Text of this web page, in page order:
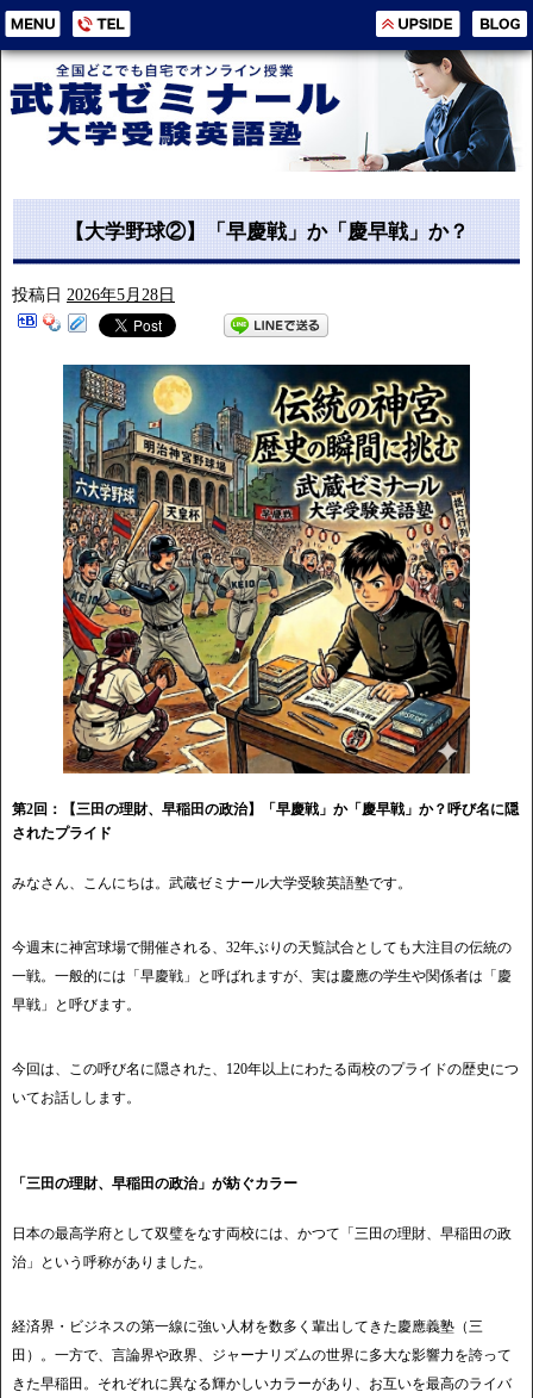
【大学野球②】「早慶戦」か「慶早戦」か？
投稿日 2026年5月28日
第2回：【三田の理財、早稲田の政治】「早慶戦」か「慶早戦」か？呼び名に隠
されたプライド
みなさん、こんにちは。武蔵ゼミナール大学受験英語塾です。
今週末に神宮球場で開催される、32年ぶりの天覧試合としても大注目の伝統の
一戦。一般的には「早慶戦」と呼ばれますが、実は慶應の学生や関係者は「慶
早戦」と呼びます。
今回は、この呼び名に隠された、120年以上にわたる両校のプライドの歴史につ
いてお話しします。
「三田の理財、早稲田の政治」が紡ぐカラー
日本の最高学府として双璧をなす両校には、かつて「三田の理財、早稲田の政
治」という呼称がありました。
経済界・ビジネスの第一線に強い人材を数多く輩出してきた慶應義塾（三
田）。一方で、言論界や政界、ジャーナリズムの世界に多大な影響力を誇って
きた早稲田。それぞれに異なる輝かしいカラーがあり、お互いを最高のライバ